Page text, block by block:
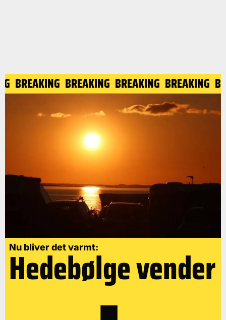
BREAKING BREAKING BREAKING BREAKING
Nu bliver det varmt:
Hedebølge vender